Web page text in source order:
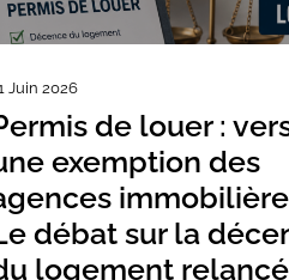
Juin 2026
de louer :
exemption des
débat sur la
logement relancé